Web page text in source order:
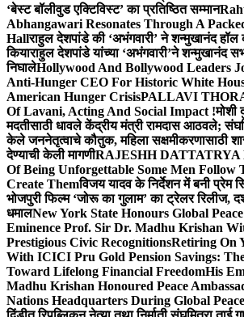
‘बेस्ट बॉलीवुड एक्टिविस्ट’ का प्रतिष्ठित सम्मान
Abhangawari Resonates Through A
Hallराहुल देशपांडे की ‘अभंगवारी’ ने शन्मुखानंद
कियाराहुल देशपांडे यांच्या ‘अभंगवारी’ने शन्मुखानंद
निघालेHollywood And Bollywood Leaders
Anti-Hunger CEO For Historic White
American Hunger CrisisPALLAVI
Of Lavani, Acting And Social Impact !मोशी
मदतीसाठी धावले केंद्रीय मंत्री रामदास आठवले;
केले जननेतृत्वाचे कौतुक, महिला सक्षमीकरणासाठी
देण्याची केली मागणीRAJESHH
Of Being Unforgettable Some Men Follow
Create Themविजय यादव के निर्देशन में बनी प्रेम
भोजपुरी फिल्म ‘जोरू का गुलाम’ का ट्रेलर रिलीज,
धमालNew York State Honours Global
Eminence Prof. Sir Dr. Madhu Krishan
Prestigious Civic RecognitionsRetiring On
With ICICI Pru Gold Pension Savings:
Toward Lifelong Financial FreedomHis
Madhu Krishan Honoured Peace
Nations Headquarters During Global